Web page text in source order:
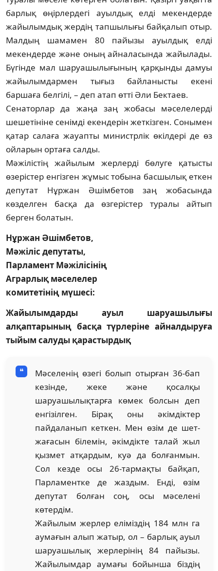
барлық өңірлердегі ауылдық елді ме­кендерде
жайылымдық жердің тап­шы­лығы байқалып отыр.
Малдың шамамен 80 пайызы ауылдық елді
мекендерде жә­не оның айналасында жайылады.
Бү­гін­де мал шаруашылығының қарқынды дамуы
жайылымдармен тығыз бай­ла­ныс­ты екені
баршаға белгілі, – деп атап өтті Әли Бектаев.
Сенаторлар да жаңа заң жобасы мә­селелерді
шешетініне сенімді екендерін жет­кізген. Сонымен
қатар салаға жауап­ты министрлік өкілдері де өз
ойларын ор­таға салды.
Мәжілістің жайылым жерлерді бөлу­ге қатысты
өзерістер енгізген жұмыс то­бына басшылық еткен
депутат Нұржан Әшім­бетов заң жобасында
көзделген бас­қа да өзгерістер туралы айтып
берген бо­латын.
Нұржан Әшімбетов,
Мәжіліс депутаты,
Парламент Мәжілісінің
Аграрлық мәселелер
комитетінің мүшесі:
Жайылымдарды ауыл шаруашылығы
алқаптарының басқа түрлеріне айналдыруға
тыйым салуды қарастырдық
Мәселенің өзегі болып отырған 36-бап
кезінде, жеке және қосалқы
шаруашылықтарға көмек болсын деп
енгізілген. Бірақ оны әкімдіктер
пайдаланып кеткен. Мен өзім де шет-
жағасын білемін, әкімдікте талай жыл
қызмет атқардым, куә да болғанмын.
Сол кезде осы 26-тармақты байқап,
Парламентке де жаздым. Енді, өзім
депутат болған соң, осы мәселені
көтердім.
Жайылым жерлер еліміздің 184 млн га
аумағын алып жатыр, ол – барлық ауыл
шаруашылық жерлерінің 84 пайызы.
Жайылымдар аумағы бойынша біздің